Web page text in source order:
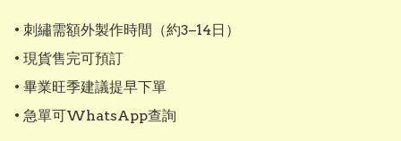
• 刺繡需額外製作時間（約3–14日）
• 現貨售完可預訂
• 畢業旺季建議提早下單
• 急單可WhatsApp查詢